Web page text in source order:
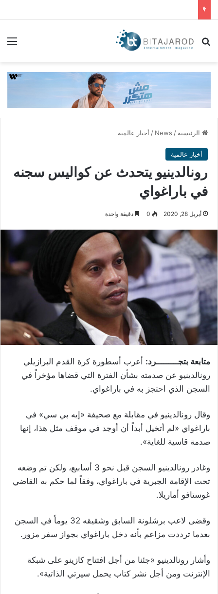
بحث عن
الرئيسية /
News
/ أخبار عالمية
أخبار عالمية
رونالدينيو يتحدث عن كواليس سجنه
في باراغواي
أبريل 28, 2020 0 دقيقة واحدة
متابعة بتجـــــــــرد: أعرب أسطورة كرة القدم البرازيلي
رونالدينيو عن صدمته بشأن الفترة التي قضاها مؤخراً في
السجن الذي احتجز به في باراغواي.
وقال رونالدينيو في مقابلة مع صحيفة «إيه بي سي» في
باراغواي «لم أتخيل أبداً أن أوجد في موقف مثل هذا، إنها
صدمة قاسية للغاية».
وغادر رونالدينيو السجن قبل نحو 3 أسابيع، ولكن تم وضعه
تحت الإقامة الجبرية في باراغواي، وفقاً لما حكم به القاضي
غوستافو أماريلا.
وقضى لاعب برشلونة السابق وشقيقه 32 يوماً في السجن
بعدما ترددت مزاعم بأنه دخل باراغواي بجواز سفر مزور.
وأشار رونالدينيو «جئنا من أجل افتتاح كازينو على شبكة
الإنترنت ومن أجل نشر كتاب يحمل سيرتي الذاتية».